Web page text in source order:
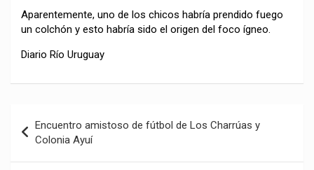
Aparentemente, uno de los chicos habría prendido fuego
un colchón y esto habría sido el origen del foco ígneo.
Diario Río Uruguay
de
entradas
Encuentro amistoso de fútbol de Los Charrúas y
Colonia Ayuí